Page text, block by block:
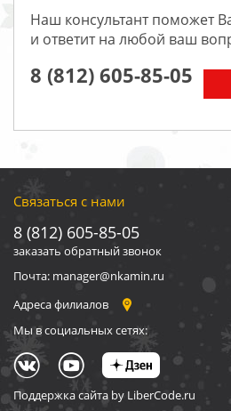
Наш консультант поможет
и ответит на любой ваш
8 (812) 605-85-05
Связаться с нами
8 (812) 605-85-05
заказать обратный звонок
Почта: manager@nkamin.ru
Адреса филиалов
Мы в социальных сетях:
Поддержка сайта by LiberCode.ru